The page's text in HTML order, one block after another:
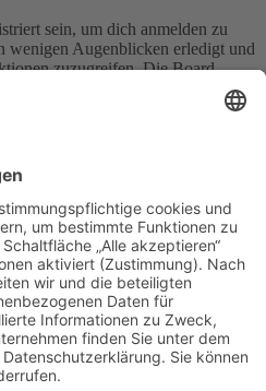
sein, um dich anmelden zu
wenigen Augenblicken erledigt und
zuzugreifen. Die Board-
Benutzern auch zusätzliche
bitte unsere
Regelungen, bevor du
© phpBB Limited